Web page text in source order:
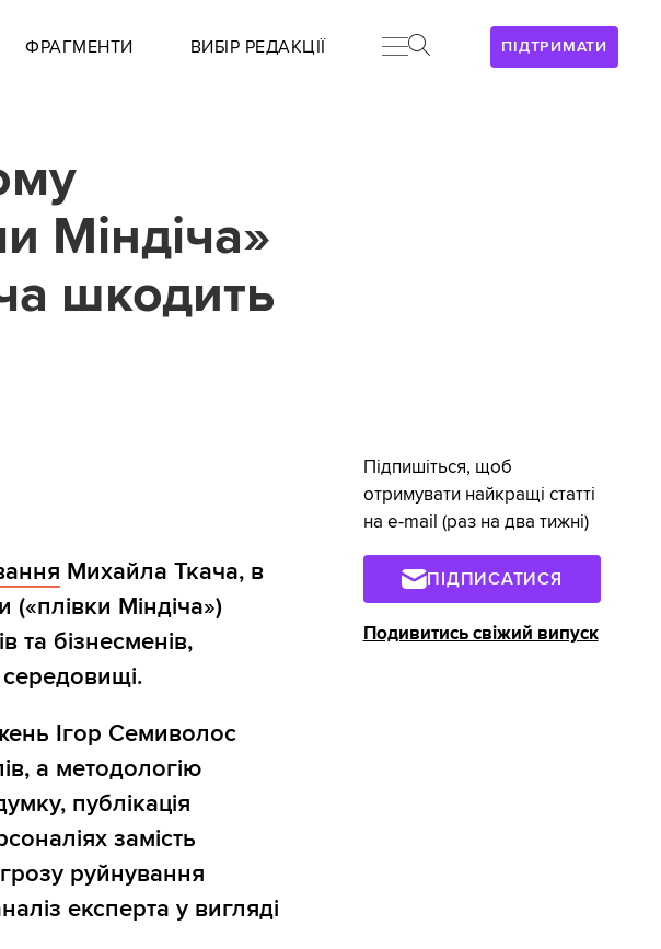
ПІДТРИМАТИ
ФРАГМЕНТИ ВИБІР РЕДАКЦІЇ
Міндіча»
шкодить
Михайла Ткача, в
Міндіча»)
та бізнесменів,
Ігор Семиволос
а методологію
публікація
замість
руйнування
експерта у вигляді
Підпишіться, щоб
отримувати найкращі статті
на e-mail (раз на два тижні)
ПІДПИСАТИСЯ
Подивитись свіжий випуск